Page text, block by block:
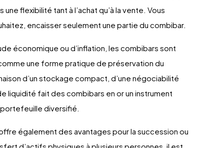
flexibilité tant à l’achat qu’à la vente. Vous
encaisser seulement une partie du combibar.
économique ou d’inflation, les combibars sont
une forme pratique de préservation du
d’un stockage compact, d’une négociabilité
liquidité fait des combibars en or un instrument
portefeuille diversifié.
également des avantages pour la succession ou